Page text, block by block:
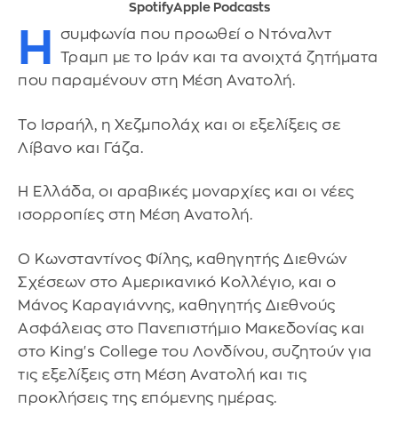
SpotifyApple Podcasts
Η
συμφωνία που προωθεί ο Ντόναλντ
Τραμπ με το Ιράν και τα ανοιχτά ζητήματα
που παραμένουν στη Μέση Ανατολή.
Το Ισραήλ, η Χεζμπολάχ και οι εξελίξεις σε
Λίβανο και Γάζα.
Η Ελλάδα, οι αραβικές μοναρχίες και οι νέες
ισορροπίες στη Μέση Ανατολή.
Ο Κωνσταντίνος Φίλης, καθηγητής Διεθνών
Σχέσεων στο Αμερικανικό Κολλέγιο, και ο
Μάνος Καραγιάννης, καθηγητής Διεθνούς
Ασφάλειας στο Πανεπιστήμιο Μακεδονίας και
στο King's College του Λονδίνου, συζητούν για
τις εξελίξεις στη Μέση Ανατολή και τις
προκλήσεις της επόμενης ημέρας.